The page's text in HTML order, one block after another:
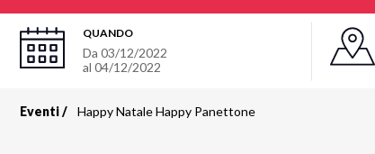
QUANDO
Da 03/12/2022
al 04/12/2022
Briciole
Eventi Happy Natale Happy Panettone